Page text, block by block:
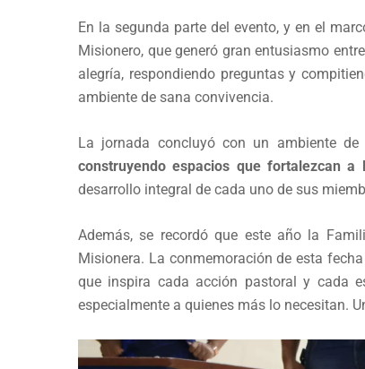
En la segunda parte del evento, y en el
Misionero, que generó gran entusiasmo
alegría, respondiendo preguntas y
ambiente de sana convivencia.
La jornada concluyó con un ambiente
construyendo espacios que fortalezcan a
desarrollo integral de cada uno de sus
Además, se recordó que este año la
Misionera. La conmemoración de esta
que inspira cada acción pastoral y cada
especialmente a quienes más lo necesitan.